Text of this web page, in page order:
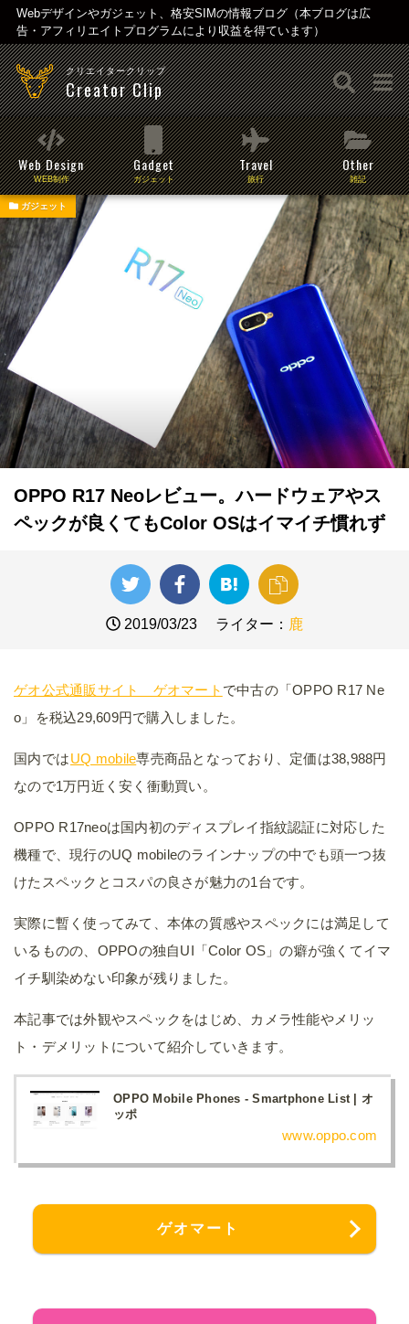
Webデザインやガジェット、格安SIMの情報ブログ（本ブログは広
告・アフィリエイトプログラムにより収益を得ています）
クリエイタークリップ
Creator Clip
Web Design
WEB制作
Gadget
ガジェット
Travel
旅行
Other
雑記
ガジェット
OPPO R17 Neoレビュー。ハードウェアやス
ペックが良くてもColor OSはイマイチ慣れず
2019/03/23 ライター： 鹿
ゲオ公式通販サイト ゲオマート で中古の「OPPO R17 Ne
o」を税込29,609円で購入しました。
国内ではUQ mobile専売商品となっており、定価は38,988円
なので1万円近く安く衝動買い。
OPPO R17neoは国内初のディスプレイ指紋認証に対応した
機種で、現行のUQ mobileのラインナップの中でも頭一つ抜
けたスペックとコスパの良さが魅力の1台です。
実際に暫く使ってみて、本体の質感やスペックには満足して
いるものの、OPPOの独自UI「Color OS」の癖が強くてイマ
イチ馴染めない印象が残りました。
本記事では外観やスペックをはじめ、カメラ性能やメリッ
ト・デメリットについて紹介していきます。
OPPO Mobile Phones - Smartphone List | オ
ッポ
www.oppo.com
ゲオマート